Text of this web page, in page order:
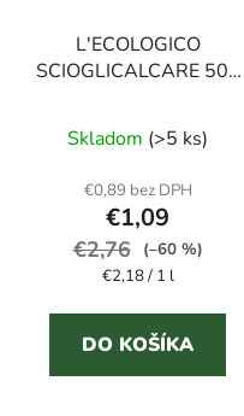
L'ECOLOGICO
SCIOGLICALCARE 500
vodný kameň
Skladom (>5 ks)
€0,89 bez DPH
€1,09
€2,76
(–60 %)
Jednotková
€2,18 / 1 l
DO KOŠÍKA